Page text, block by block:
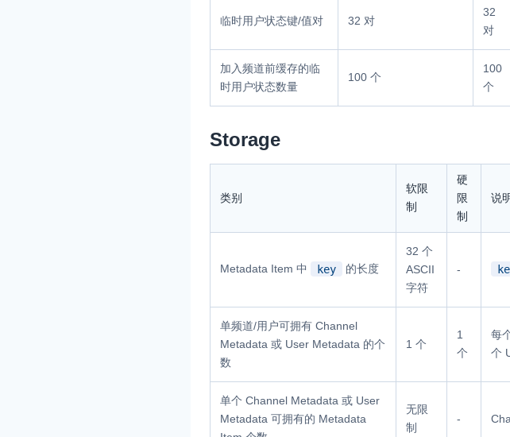
临时用户状态键/值对 32 对
32
对
加入频道前缓存的临
时用户状态数量
100 个
100
个
Storage
类别
软限
制
硬
限
制
说
Metadata Item 中 key 的长度
32 个
ASCII
字符
-
单频道/用户可拥有 Channel
Metadata 或 User Metadata 的个
数
1 个
1
个
每
个
单个 Channel Metadata 或 User
Metadata 可拥有的 Metadata
无限
制
-